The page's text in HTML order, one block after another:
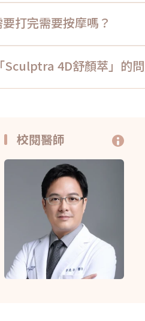
打完需要按摩嗎？
Sculptra 4D舒顏萃」的
校閱醫師